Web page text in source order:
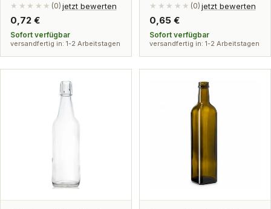
★★★★★ (0) jetzt bewerten
Regulärer
Preis
0,72 €
Sofort verfügbar
versandfertig in: 1-2 Arbeitstagen
★★★★★ (0) jetzt bewerten
Regulärer
Preis
0,65 €
Sofort verfügbar
versandfertig in: 1-2 Arbeitstagen